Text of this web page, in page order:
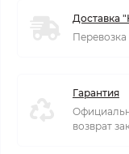
Доставка
Гарантия
возврат